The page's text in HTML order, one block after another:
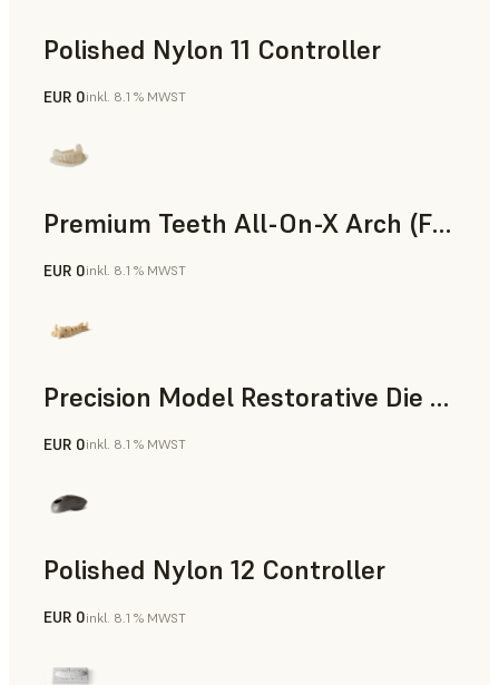
Polished Nylon 11 Controller
SLS-Pulver
EUR 0inkl. 8.1 % MWST
Premium Teeth All-On-X Arch (Form 4)
Zahnmedizin
EUR 0inkl. 8.1 % MWST
Precision Model Restorative Die Model
Zahnmedizin
EUR 0inkl. 8.1 % MWST
Polished Nylon 12 Controller
SLS-Pulver
EUR 0inkl. 8.1 % MWST